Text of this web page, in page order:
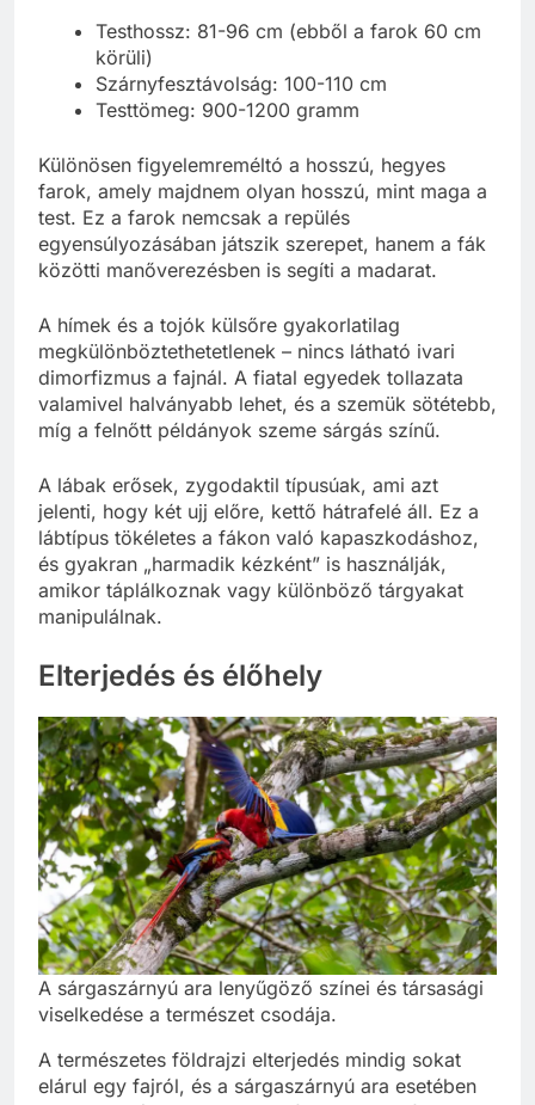
Testhossz: 81-96 cm (ebből a farok 60 cm
körüli)
Szárnyfesztávolság: 100-110 cm
Testtömeg: 900-1200 gramm
Különösen figyelemreméltó a hosszú, hegyes
farok, amely majdnem olyan hosszú, mint maga a
test. Ez a farok nemcsak a repülés
egyensúlyozásában játszik szerepet, hanem a fák
közötti manőverezésben is segíti a madarat.
A hímek és a tojók külsőre gyakorlatilag
megkülönböztethetetlenek – nincs látható ivari
dimorfizmus a fajnál. A fiatal egyedek tollazata
valamivel halványabb lehet, és a szemük sötétebb,
míg a felnőtt példányok szeme sárgás színű.
A lábak erősek, zygodaktil típusúak, ami azt
jelenti, hogy két ujj előre, kettő hátrafelé áll. Ez a
lábtípus tökéletes a fákon való kapaszkodáshoz,
és gyakran „harmadik kézként” is használják,
amikor táplálkoznak vagy különböző tárgyakat
manipulálnak.
Elterjedés és élőhely
A sárgaszárnyú ara lenyűgöző színei és társasági
viselkedése a természet csodája.
A természetes földrajzi elterjedés mindig sokat
elárul egy fajról, és a sárgaszárnyú ara esetében